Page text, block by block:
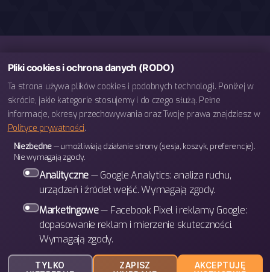
telefon: 793 443 666
e-mail: biuro@bettergames.pl
Centrum rozwoju BETTER Sp. z o.o.
ul. Wrocławska 31/3b
30-011 Kraków
BETTER Games
Polityka prywatności
Pliki cookies i ochrona danych (RODO)
Ta strona używa plików cookies i podobnych technologii. Poniżej w
skrócie, jakie kategorie stosujemy i do czego służą. Pełne
informacje, okresy przechowywania oraz Twoje prawa znajdziesz w
Polityce prywatności.
Niezbędne— umożliwiają działanie strony (sesja, koszyk, preferencje).
Nie wymagają zgody.
Analityczne— Google Analytics: analiza ruchu,
urządzeń i źródeł wejść. Wymagają zgody.
Marketingowe— Facebook Pixel i reklamy Google:
dopasowanie reklam i mierzenie skuteczności.
Wymagają zgody.
TYLKO
ZAPISZ
AKCEPTUJĘ